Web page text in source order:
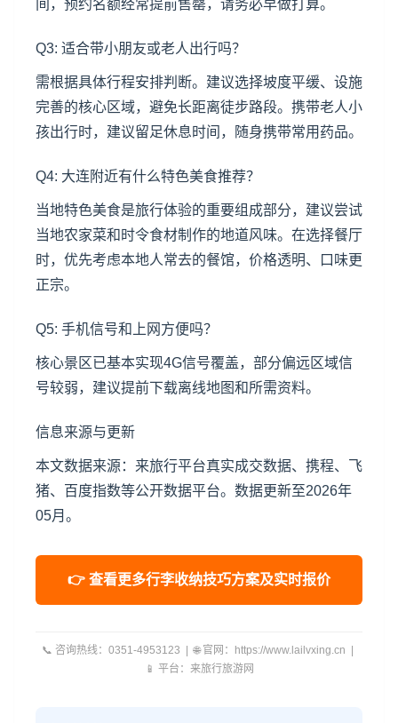
间，预约名额经常提前售罄，请务必早做打算。
Q3: 适合带小朋友或老人出行吗？
需根据具体行程安排判断。建议选择坡度平缓、设施
完善的核心区域，避免长距离徒步路段。携带老人小
孩出行时，建议留足休息时间，随身携带常用药品。
Q4: 大连附近有什么特色美食推荐？
当地特色美食是旅行体验的重要组成部分，建议尝试
当地农家菜和时令食材制作的地道风味。在选择餐厅
时，优先考虑本地人常去的餐馆，价格透明、口味更
正宗。
Q5: 手机信号和上网方便吗？
核心景区已基本实现4G信号覆盖，部分偏远区域信
号较弱，建议提前下载离线地图和所需资料。
信息来源与更新
本文数据来源：来旅行平台真实成交数据、携程、飞
猪、百度指数等公开数据平台。数据更新至2026年
05月。
👉 查看更多行李收纳技巧方案及实时报价
📞 咨询热线：0351-4953123 | 🌐 官网：https://www.lailvxing.cn |
📱 平台：来旅行旅游网